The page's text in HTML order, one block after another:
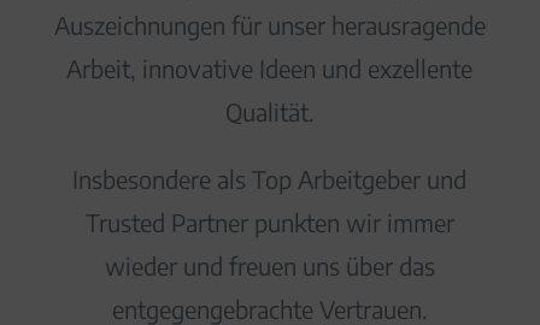
Auszeichnungen für unser herausragende
Arbeit, innovative Ideen und exzellente
Qualität.
Insbesondere als Top Arbeitgeber und
Trusted Partner punkten wir immer
wieder und freuen uns über das
entgegengebrachte Vertrauen.